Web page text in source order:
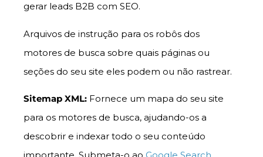
gerar leads B2B com SEO.
Arquivos de instrução para os robôs dos
motores de busca sobre quais páginas ou
seções do seu site eles podem ou não rastrear.
Sitemap XML: Fornece um mapa do seu site
para os motores de busca, ajudando-os a
descobrir e indexar todo o seu conteúdo